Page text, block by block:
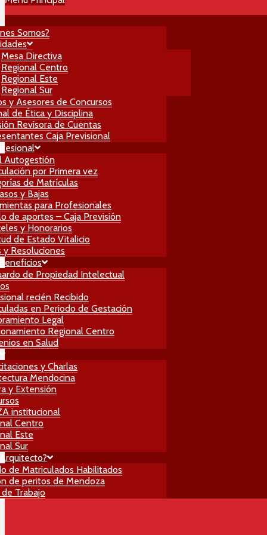
Somos?
Mesa Directiva
Regional Centro
Regional Este
Regional Sur
y Asesores de Concursos
de Ética y Disciplina
Revisora de Cuentas
Caja Previsional
Autogestión
por Primera vez
de Matrículas
y Bajas
para Profesionales
de aportes – Caja Previsión
y Honorarios
de Estado Vitalicio
y Resoluciones
de Propiedad Intelectual
recién Recibido
en Periodo de Gestación
Legal
Regional Centro
en Salud
y Charlas
Mendocina
y Extensión
institucional
Centro
Este
Sur
de Matriculados Habilitados
de peritos de Mendoza
Trabajo